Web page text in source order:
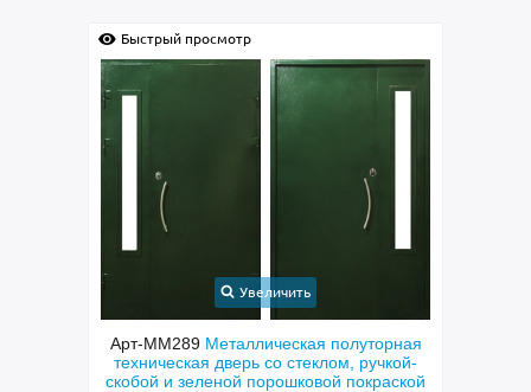
Быстрый просмотр
Увеличить
Арт-ММ289 Металлическая полуторная
техническая дверь со стеклом, ручкой-
скобой и зеленой порошковой покраской